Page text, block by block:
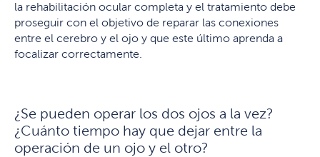
la rehabilitación ocular completa y el tratamiento debe
proseguir con el objetivo de reparar las conexiones
entre el cerebro y el ojo y que este último aprenda a
focalizar correctamente.
¿Se pueden operar los dos ojos a la vez?
¿Cuánto tiempo hay que dejar entre la
operación de un ojo y el otro?